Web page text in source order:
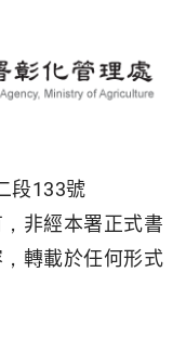
段133號
非經本署正式書
轉載於任何形式